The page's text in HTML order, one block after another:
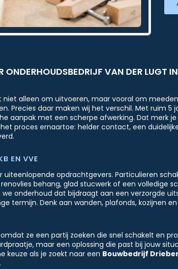
VAN DER LUGT IN
niet alleen om uitvoeren, maar vooral om
Precies daar maken wij het verschil. Met ruim 5
aanpak met een scherpe afwerking. Dat merk
proces ernaartoe: helder contact, een
EN VVE
uiteenlopende opdrachtgevers. Particulieren
behang, glad stucwerk of een volledige
we onderhoud dat bijdraagt aan een verzorgde
termijn. Denk aan wanden, plafonds, kozijnen
ze een partij zoeken die snel schakelt en
maar een oplossing die past bij jouw
keuze als je zoekt naar een Bouwbedrijf